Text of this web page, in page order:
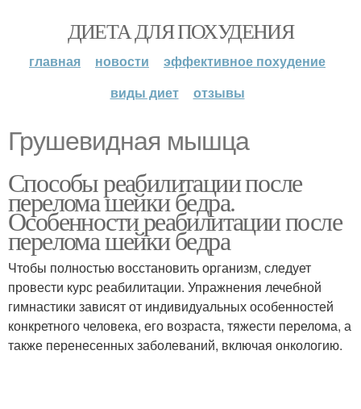
ДИЕТА ДЛЯ ПОХУДЕНИЯ
главная новости
эффективное похудение
виды диет
отзывы
Грушевидная мышца
Способы реабилитации после
перелома шейки бедра.
Особенности реабилитации после
перелома шейки бедра
Чтобы полностью восстановить организм, следует
провести курс реабилитации. Упражнения лечебной
гимнастики зависят от индивидуальных особенностей
конкретного человека, его возраста, тяжести перелома, а
также перенесенных заболеваний, включая онкологию.